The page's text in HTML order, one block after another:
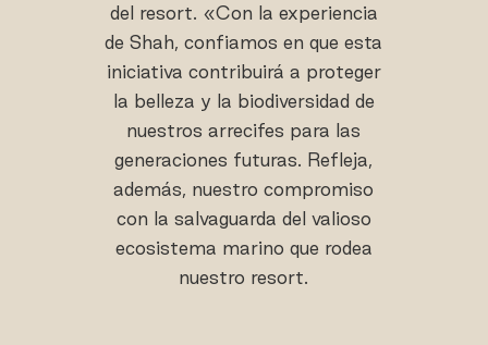
del resort. «Con la experiencia
de Shah, confiamos en que esta
iniciativa contribuirá a proteger
la belleza y la biodiversidad de
nuestros arrecifes para las
generaciones futuras. Refleja,
además, nuestro compromiso
con la salvaguarda del valioso
ecosistema marino que rodea
nuestro resort.